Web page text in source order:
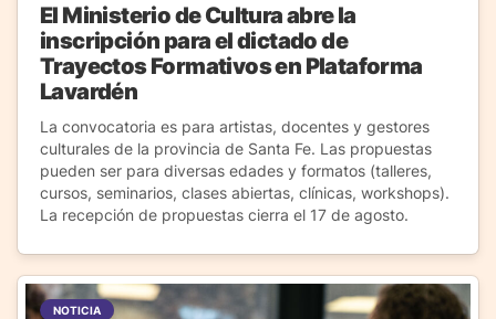
El Ministerio de Cultura abre la
inscripción para el dictado de
Trayectos Formativos en Plataforma
Lavardén
La convocatoria es para artistas, docentes y gestores
culturales de la provincia de Santa Fe. Las propuestas
pueden ser para diversas edades y formatos (talleres,
cursos, seminarios, clases abiertas, clínicas, workshops).
La recepción de propuestas cierra el 17 de agosto.
NOTICIA